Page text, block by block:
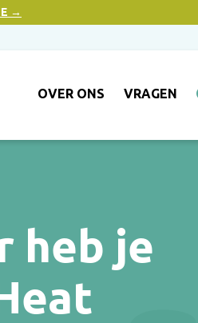
→
OVER ONS VRAGEN
heb je